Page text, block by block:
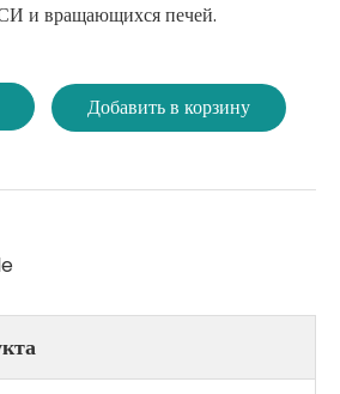
и вращающихся печей.
Добавить в корзину